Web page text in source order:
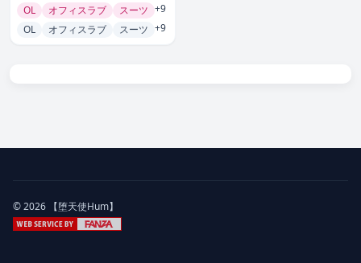
OL
オフィスラブ スーツ +9
OL
オフィスラブ スーツ +9
© 2026 【堕天使Hum】